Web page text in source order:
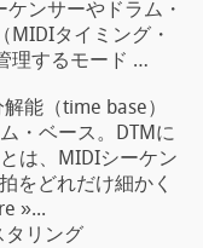
ンサーやドラム・
MIDIタイミング・
理するモード …
能（time base）
・ベース。DTMに
は、MIDIシーケン
をどれだけ細かく
»...
タリング